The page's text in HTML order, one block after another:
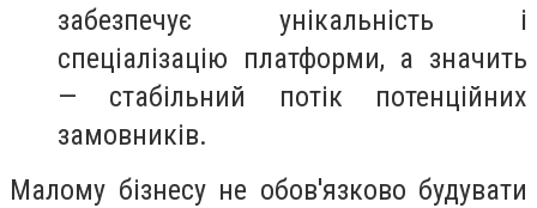
забезпечує унікальність і
спеціалізацію платформи, а значить
— стабільний потік потенційних
замовників.
Малому бізнесу не обов'язково будувати